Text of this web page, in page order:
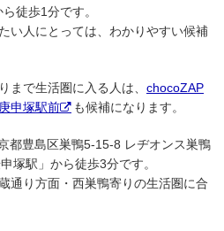
徒歩1分です。
い人にとっては、わかりやすい候補
まで生活圏に入る人は、 chocoZAP
申塚駅前 も候補になります。
都豊島区巣鴨5-15-8 レヂオンス巣鴨
塚駅」から徒歩3分です。
通り方面・西巣鴨寄りの生活圏に合